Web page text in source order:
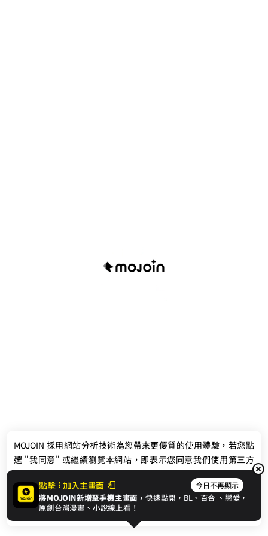
聯絡我們
© 2024 gamania Digital Entertainment Co., Ltd.
點擊 加入主畫面 今日不再顯示
將MOJOIN新增至手機主畫面，快速點開，BL、 百合 、戀愛，
原創台灣漫畫、小說線上看！
MOJOIN 採用網站分析技術為您帶來更優質的使用體驗，若您點
選 "我同意" 或繼續瀏覽本網站，即表示您同意我們使用第三方
Cookie，欲瞭解更多資訊請見隱私權政策。
我同意